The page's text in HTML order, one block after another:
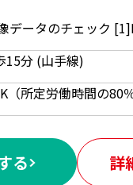
15分 (山手線)
る 詳